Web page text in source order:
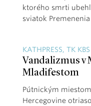
ktorého smrti
sviatok
KATHPRESS, TK KBS
Vandalizmus v
Mladifestom
Pútnickým
Hercegovine